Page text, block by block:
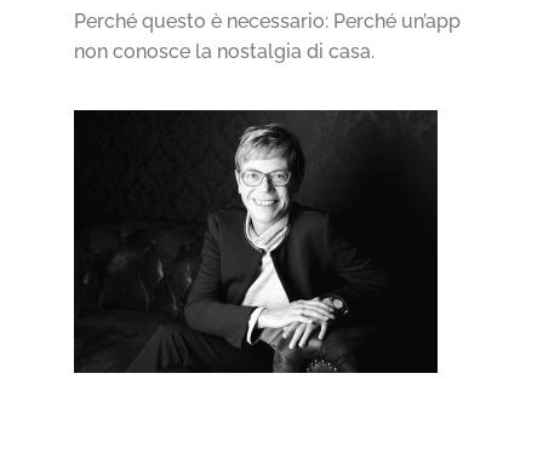
Perché questo è necessario: ​​Perché un’app
non conosce la nostalgia di casa.